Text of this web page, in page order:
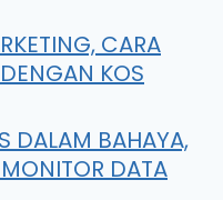
CARA
KOS
DALAM BAHAYA,
DATA